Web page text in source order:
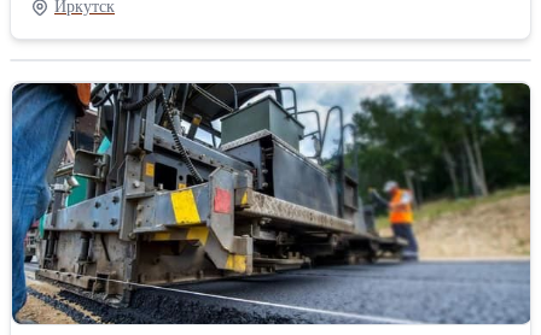
раппортом в 50 мм. Всё это в совокупности делает Н60 одним из
самых прочных видов профилированных листов. Его
нагрузки, при этом небольшой вес дает возможность
использовать Н-60 в следующих случаях: в перекрытиях, без
промежуточных опор, для устройства несъёмной опалубки, в
перекрытиях, с последующем ковром теплоизоляции и
наплавляемой кровли, для устройства стеновых конструкций.
Подробнее о профлисте Н-60
Иркутск